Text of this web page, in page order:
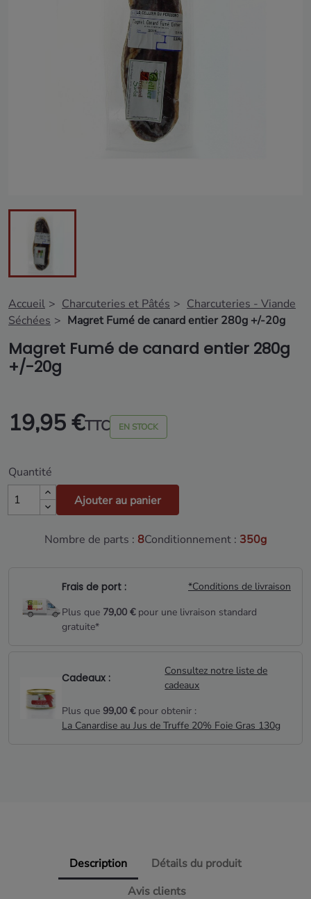
Accueil Charcuteries et Pâtés
Charcuteries - Viande
Séchées
Magret Fumé de canard entier 280g +/-20g
Magret Fumé de canard entier 280g
+/-20g
19,95 €TTC EN STOCK
Quantité
Ajouter au panier
Nombre de parts : 8Conditionnement : 350g
Frais de port :
*Conditions de livraison
Plus que 79,00 €pour une livraison standard
gratuite*
Cadeaux :
Consultez notre liste de
cadeaux
Plus que 99,00 €pour obtenir :
La Canardise au Jus de Truffe 20% Foie Gras 130g
Description
Détails du produit
Avis clients